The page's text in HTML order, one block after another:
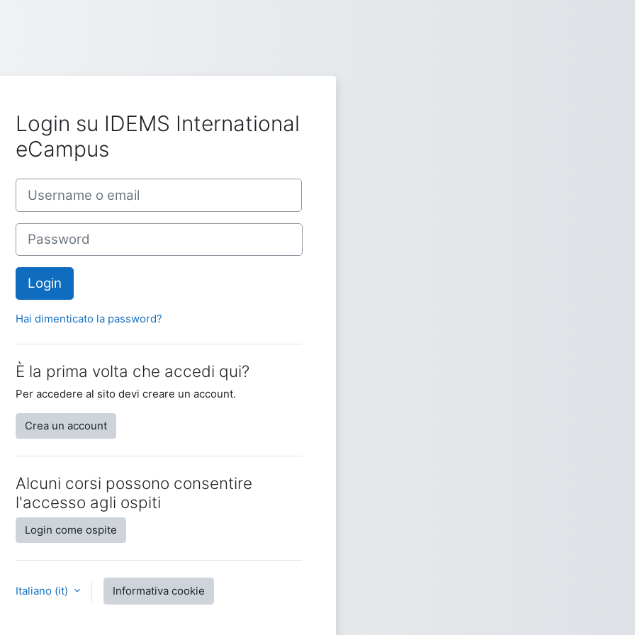
Login su IDEMS International
eCampus
Vai a creazione account
Username o email
Password
Login
Hai dimenticato la password?
È la prima volta che accedi qui?
Per accedere al sito devi creare un account.
Crea un account
Alcuni corsi possono consentire
l'accesso agli ospiti
Login come ospite
Italiano ‎(it)‎ Informativa cookie